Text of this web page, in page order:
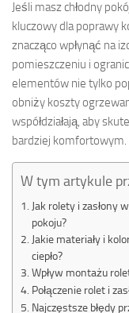
Jeśli masz chłodny
kluczowy dla poprawy
znacząco wpłynąć na
pomieszczeniu i
elementów nie tylko
obniży koszty
współdziałają, aby
bardziej komfortowym.
W tym artykule
Jak rolety i zasłony
pokoju?
Jakie materiały i
ciepło?
Wpływ montażu
Połączenie rolet i
Najczęstsze błędy